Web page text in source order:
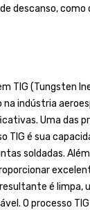
descanso, como
TIG (Tungsten
indústria
Uma das
TIG é sua
soldadas.
é limpa,
O processo